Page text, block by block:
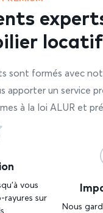
locatif
sont formés avec
apporter un service
à la loi ALUR et
vous
rayures sur
Nous